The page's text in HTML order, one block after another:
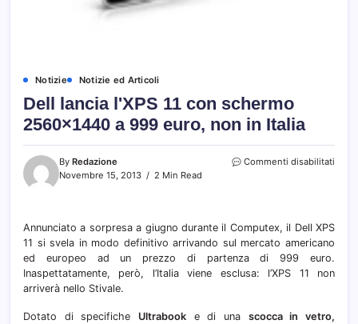
Notizie Notizie ed Articoli
Dell lancia l'XPS 11 con schermo
2560×1440 a 999 euro, non in Italia
By Redazione
Novembre 15, 2013
2 Min Read
Commenti disabilitati
con
Annunciato a sorpresa a giugno durante il Computex, il Dell XPS
11 si svela in modo definitivo arrivando sul mercato americano
ed europeo ad un prezzo di partenza di 999 euro.
Inaspettatamente, però, l’Italia viene esclusa: l’XPS 11 non
arriverà nello Stivale.
Dotato di specifiche Ultrabook e di una scocca in vetro,